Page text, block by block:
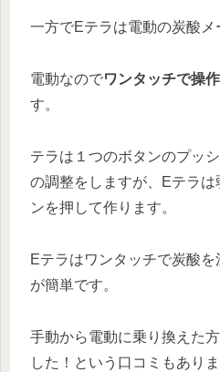
一方でEテラは電動の炭酸メ
電動なのでワンタッチで操作
す。
テラは１つのボタンのプッ
の調整をしますが、Eテラ
ンを押して作ります。
Eテラはワンタッチで炭酸
が簡単です。
手動から電動に乗り換えた
した！という口コミもあり